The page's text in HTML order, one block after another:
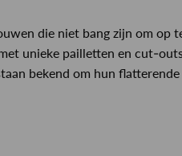
die niet bang zijn om op
unieke pailletten en cut-
bekend om hun